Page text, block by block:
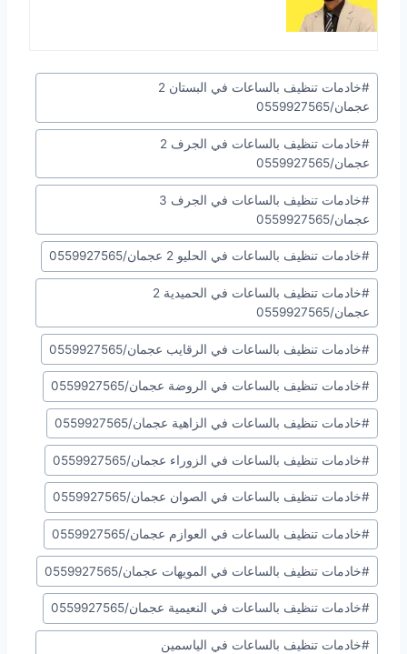
وسوم
المقال:
#
خادمات تنظيف بالساعات في البستان 2
عجمان/0559927565
#
خادمات تنظيف بالساعات في الجرف 2
عجمان/0559927565
#
خادمات تنظيف بالساعات في الجرف 3
عجمان/0559927565
#خادمات تنظيف بالساعات في الحليو 2 عجمان/0559927565
#
خادمات تنظيف بالساعات في الحميدية 2
عجمان/0559927565
#خادمات تنظيف بالساعات في الرقايب عجمان/0559927565
#خادمات تنظيف بالساعات في الروضة عجمان/0559927565
#خادمات تنظيف بالساعات في الزاهية عجمان/0559927565
#خادمات تنظيف بالساعات في الزوراء عجمان/0559927565
#خادمات تنظيف بالساعات في الصوان عجمان/0559927565
#خادمات تنظيف بالساعات في العوازم عجمان/0559927565
#خادمات تنظيف بالساعات في المويهات عجمان/0559927565
#خادمات تنظيف بالساعات في النعيمية عجمان/0559927565
#خادمات تنظيف بالساعات في الياسمين